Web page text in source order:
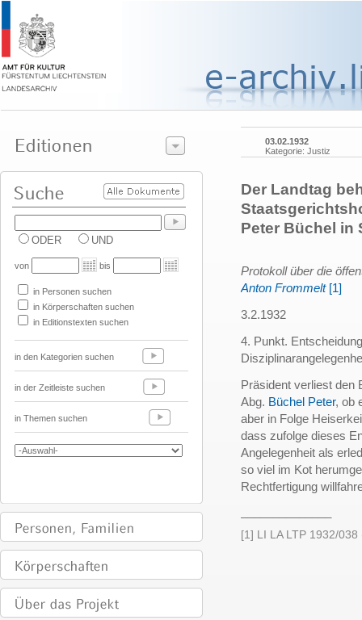
ODER UND
von bis
in Personen suchen
in Körperschaften suchen
in Editionstexten suchen
in den Kategorien suchen
in der Zeitleiste suchen
in Themen suchen
03.02.1932
Kategorie: Justiz
Der Landtag
Peter Büchel in
Protokoll über die
Anton Frommelt [1]
3.2.1932
4. Punkt.
Präsident verliest den
Abg. Büchel Peter, ob
aber in Folge
dass zufolge dieses
Angelegenheit als
so viel im Kot
Rechtfertigung
[1] LI LA LTP 1932/